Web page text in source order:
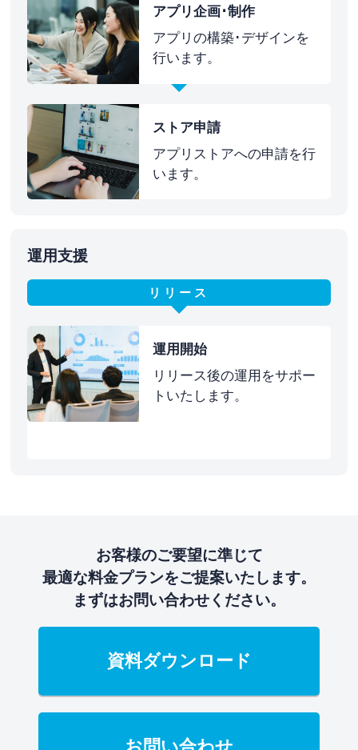
アプリ企画･制作
アプリの構築･デザインを
行います。
ストア申請
アプリストアへの申請を行
います。
運用支援
リリース
運用開始
リリース後の運用をサポー
トいたします。
お客様のご要望に準じて
最適な料金プランをご提案いたします。
まずはお問い合わせください。
資料ダウンロード